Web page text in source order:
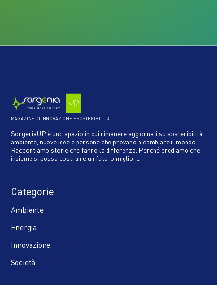
MAGAZINE DI INNOVAZIONE E SOSTENIBILITÀ
SorgeniaUP è uno spazio in cui rimanere aggiornati su sostenibilità,
ambiente, nuove idee e persone che provano a cambiare il mondo.
Raccontiamo storie che fanno la differenza. Perché crediamo che
insieme si possa costruire un futuro migliore.
Categorie
Ambiente
Energia
Innovazione
Società